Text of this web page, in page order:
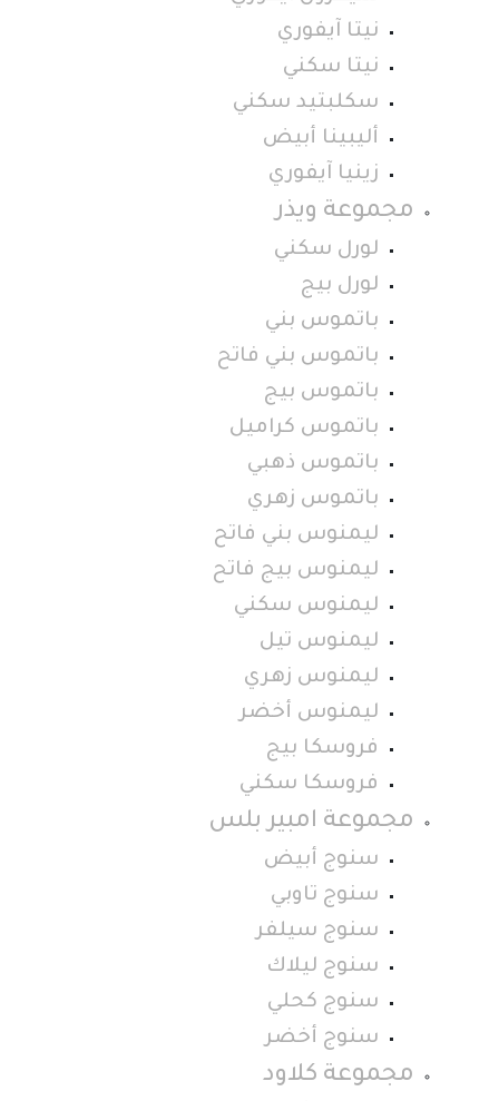
نيتا آيفوري
نيتا سكني
سكلبتيد سكني
أليبينا أبيض
زينيا آيفوري
مجموعة ويذر
لورل سكني
لورل بيج
باتموس بني
باتموس بني فاتح
باتموس بيج
باتموس كراميل
باتموس ذهبي
باتموس زهري
ليمنوس بني فاتح
ليمنوس بيج فاتح
ليمنوس سكني
ليمنوس تيل
ليمنوس زهري
ليمنوس أخضر
فروسكا بيج
فروسكا سكني
مجموعة امبير بلس
سنوج أبيض
سنوج تاوبي
سنوج سيلفر
سنوج ليلاك
سنوج كحلي
سنوج أخضر
مجموعة كلاود